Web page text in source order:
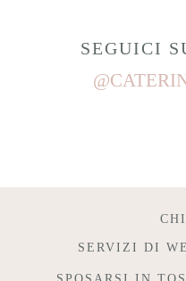
SEGUICI
SERVIZI DI